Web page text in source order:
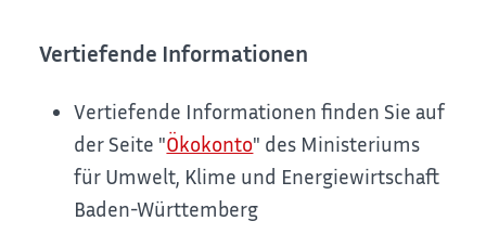
Vertiefende Informationen
Vertiefende Informationen finden Sie auf
der Seite "Ökokonto" des Ministeriums
für Umwelt, Klime und Energiewirtschaft
Baden-Württemberg